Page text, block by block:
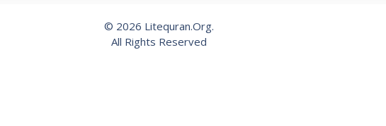
© 2026 Litequran.Org.
All Rights Reserved